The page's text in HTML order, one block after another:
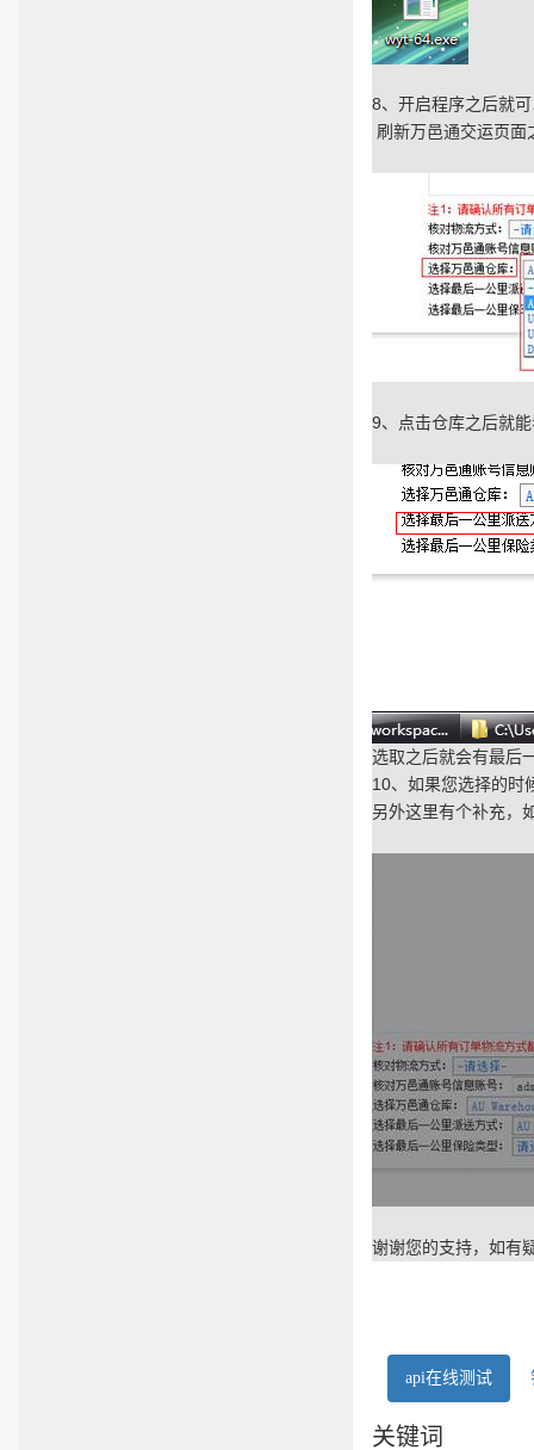
8、开启程序之后就
刷新万邑通交运页面
9、点击仓库之后就
选取之后就会有最后
10、如果您选择的时
另外这里有个补充，
谢谢您的支持，如有
api在线测试
关键词